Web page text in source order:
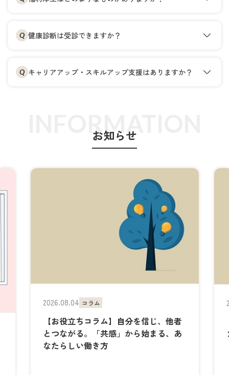
Q 健康診断は受診できますか？
Q キャリアアップ・スキルアップ支援はありますか？
INFORMATION
お知らせ
2026.08.04 コラム
【お役立ちコラム】自分を信じ、他者
とつながる。「共感」から始まる、あ
なたらしい働き方